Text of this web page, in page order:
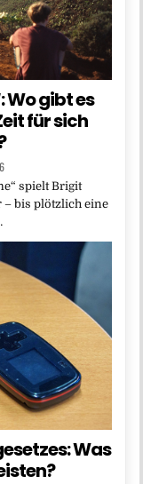
Wo gibt es
für sich
spielt Brigit
bis plötzlich eine
Was